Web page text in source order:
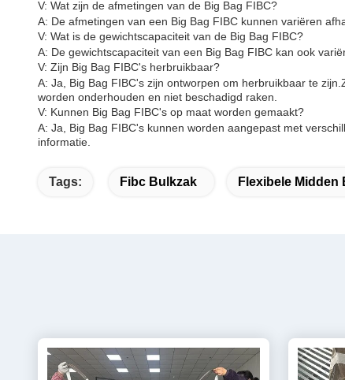
V: Wat zijn de afmetingen van de Big Bag FIBC?
A: De afmetingen van een Big Bag FIBC kunnen variëren
V: Wat is de gewichtscapaciteit van de Big Bag FIBC?
A: De gewichtscapaciteit van een Big Bag FIBC kan ook
V: Zijn Big Bag FIBC's herbruikbaar?
A: Ja, Big Bag FIBC's zijn ontworpen om herbruikbaar te
worden onderhouden en niet beschadigd raken.
V: Kunnen Big Bag FIBC's op maat worden gemaakt?
A: Ja, Big Bag FIBC's kunnen worden aangepast met
informatie.
Tags: Fibc Bulkzak Flexibele